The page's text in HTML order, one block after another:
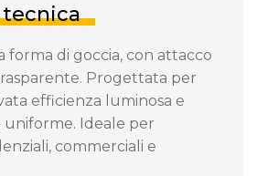
forma di goccia, con attacco
Progettata per
efficienza luminosa e
uniforme. Ideale per
commerciali e